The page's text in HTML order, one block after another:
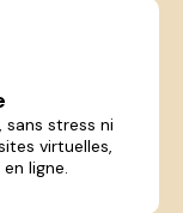
sans stress ni
virtuelles,
ligne.